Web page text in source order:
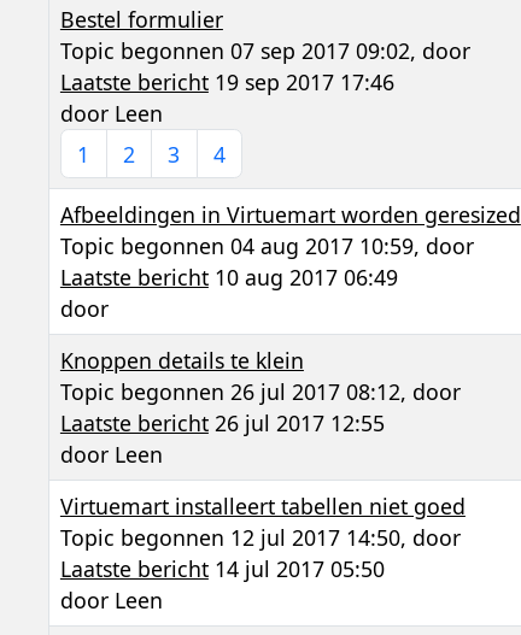
Bestel formulier
Topic begonnen 07 sep 2017 09:02, door
Laatste bericht19 sep 2017 17:46
door Leen
1
2 3 4
Afbeeldingen in Virtuemart worden geresized
Topic begonnen 04 aug 2017 10:59, door
Laatste bericht10 aug 2017 06:49
door
Knoppen details te klein
Topic begonnen 26 jul 2017 08:12, door
Laatste bericht26 jul 2017 12:55
door Leen
Virtuemart installeert tabellen niet goed
Topic begonnen 12 jul 2017 14:50, door
Laatste bericht14 jul 2017 05:50
door Leen